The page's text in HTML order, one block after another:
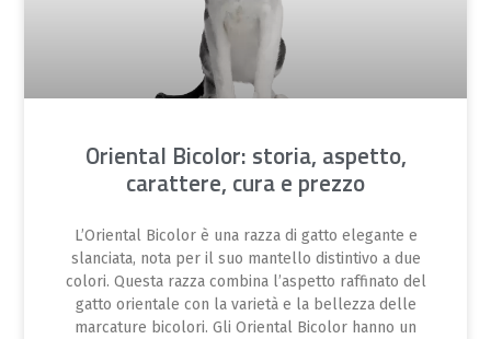
Oriental Bicolor: storia, aspetto,
carattere, cura e prezzo
L’Oriental Bicolor è una razza di gatto elegante e
slanciata, nota per il suo mantello distintivo a due
colori. Questa razza combina l’aspetto raffinato del
gatto orientale con la varietà e la bellezza delle
marcature bicolori. Gli Oriental Bicolor hanno un